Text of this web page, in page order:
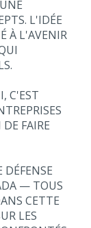
L'IDÉE
À L'AVENIR
C'EST
FAIRE
DÉFENSE
— TOUS
CETTE
LES